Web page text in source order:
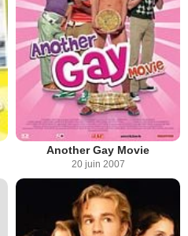
Another Gay Movie
20 juin 2007